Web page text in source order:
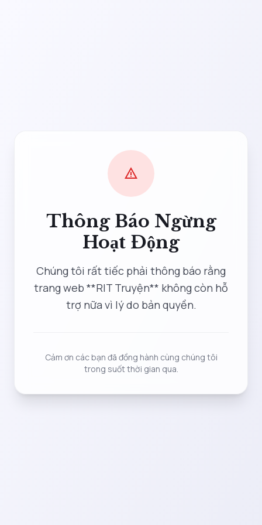
warning
Thông Báo Ngừng
Hoạt Động
Chúng tôi rất tiếc phải thông báo rằng
trang web **RIT Truyện** không còn hỗ
trợ nữa vì lý do bản quyền.
Cảm ơn các bạn đã đồng hành cùng chúng tôi
trong suốt thời gian qua.